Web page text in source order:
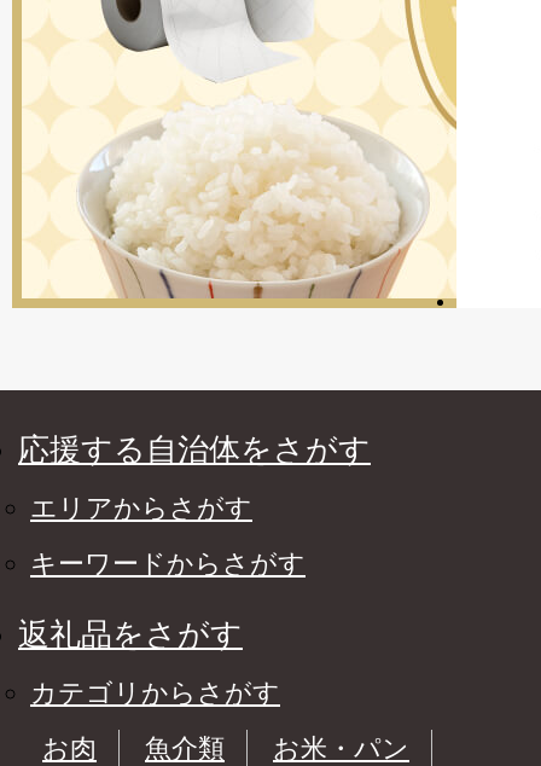
応援する自治体をさがす
エリアからさがす
キーワードからさがす
返礼品をさがす
カテゴリからさがす
お肉
魚介類
お米・パン